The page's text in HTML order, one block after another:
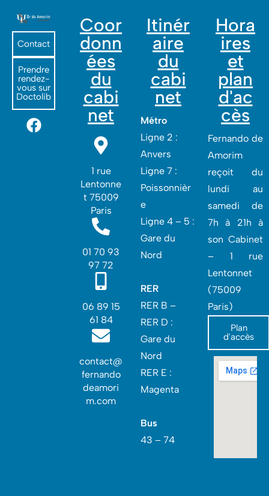
Contact
Prendre
rendez-
vous sur
Doctolib
Coor
donn
ées
du
cabi
net
1 rue
Lentonne
t 75009
Paris
01 70 93
97 72
06 89 15
61 84
contact@
fernando
deamori
m.com
Itinér
aire
du
cabi
net
Métro
Ligne 2 :
Anvers
Ligne 7 :
Poissonnièr
e
Ligne 4 – 5 :
Gare du
Nord
RER
RER B –
RER D :
Gare du
Nord‎
RER E :
Magenta
Bus
43 – 74
Hora
ires
et
plan
d'ac
cès
Fernando de
Amorim
reçoit du
lundi au
samedi de
7h à 21h à
son Cabinet
– 1 rue
Lentonnet
(75009
Paris)
Plan
d'accès